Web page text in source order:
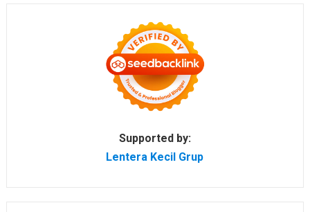
Supported by:
Lentera Kecil Grup